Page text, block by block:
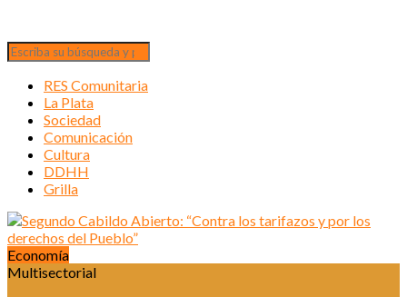
RES Comunitaria
La Plata
Sociedad
Comunicación
Cultura
DDHH
Grilla
Economía
Multisectorial